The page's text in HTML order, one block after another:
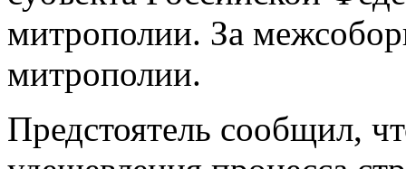
митрополии. За
митрополии.
Предстоятель сообщил,